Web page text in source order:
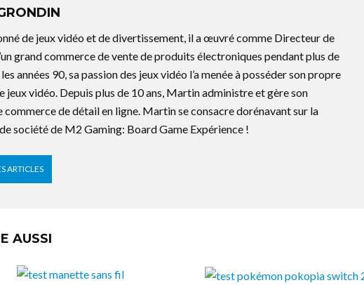
de jeux vidéo et de divertissement, il a œuvré comme Directeur de
grand commerce de vente de produits électroniques pendant plus de
années 90, sa passion des jeux vidéo l’a menée à posséder son propre
jeux vidéo. Depuis plus de 10 ans, Martin administre et gère son
commerce de détail en ligne. Martin se consacre dorénavant sur la
société de M2 Gaming: Board Game Expérience !
ARTICLES
AUSSI